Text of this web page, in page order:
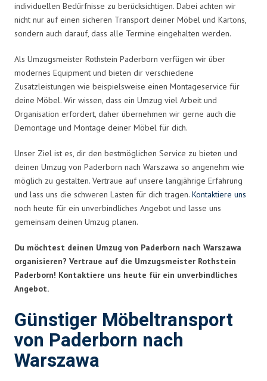
individuellen Bedürfnisse zu berücksichtigen. Dabei achten wir
nicht nur auf einen sicheren Transport deiner Möbel und Kartons,
sondern auch darauf, dass alle Termine eingehalten werden.
Als Umzugsmeister Rothstein Paderborn verfügen wir über
modernes Equipment und bieten dir verschiedene
Zusatzleistungen wie beispielsweise einen Montageservice für
deine Möbel. Wir wissen, dass ein Umzug viel Arbeit und
Organisation erfordert, daher übernehmen wir gerne auch die
Demontage und Montage deiner Möbel für dich.
Unser Ziel ist es, dir den bestmöglichen Service zu bieten und
deinen Umzug von Paderborn nach Warszawa so angenehm wie
möglich zu gestalten. Vertraue auf unsere langjährige Erfahrung
und lass uns die schweren Lasten für dich tragen. Kontaktiere uns
noch heute für ein unverbindliches Angebot und lasse uns
gemeinsam deinen Umzug planen.
Du möchtest deinen Umzug von Paderborn nach Warszawa
organisieren? Vertraue auf die Umzugsmeister Rothstein
Paderborn! Kontaktiere uns heute für ein unverbindliches
Angebot.
Günstiger Möbeltransport
von Paderborn nach
Warszawa